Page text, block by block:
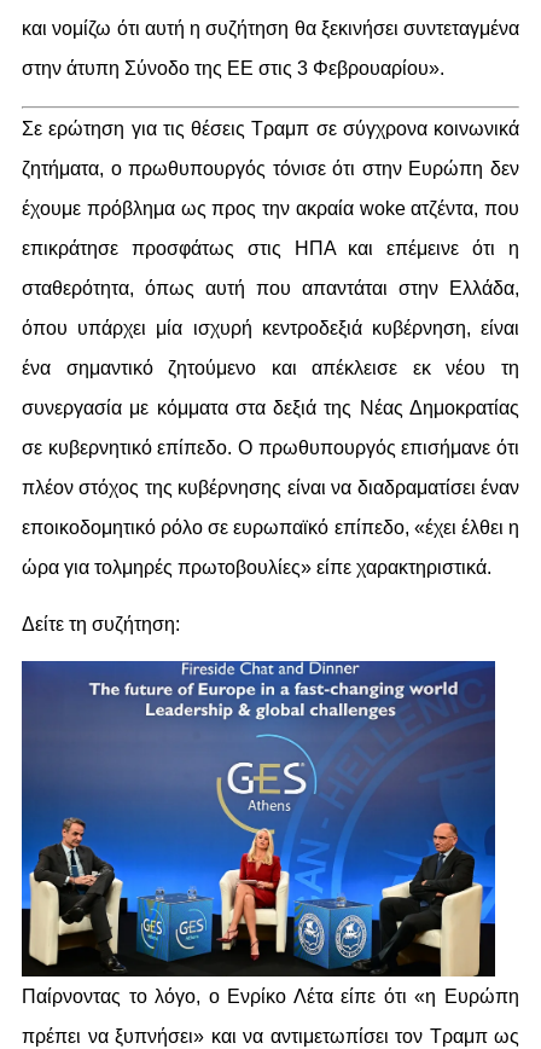
και νομίζω ότι αυτή η συζήτηση θα ξεκινήσει συντεταγμένα
στην άτυπη Σύνοδο της ΕΕ στις 3 Φεβρουαρίου».
Σε ερώτηση για τις θέσεις Τραμπ σε σύγχρονα κοινωνικά
ζητήματα, ο πρωθυπουργός τόνισε ότι στην Ευρώπη δεν
έχουμε πρόβλημα ως προς την ακραία woke ατζέντα, που
επικράτησε προσφάτως στις ΗΠΑ και επέμεινε ότι η
σταθερότητα, όπως αυτή που απαντάται στην Ελλάδα,
όπου υπάρχει μία ισχυρή κεντροδεξιά κυβέρνηση, είναι
ένα σημαντικό ζητούμενο και απέκλεισε εκ νέου τη
συνεργασία με κόμματα στα δεξιά της Νέας Δημοκρατίας
σε κυβερνητικό επίπεδο. Ο πρωθυπουργός επισήμανε ότι
πλέον στόχος της κυβέρνησης είναι να διαδραματίσει έναν
εποικοδομητικό ρόλο σε ευρωπαϊκό επίπεδο, «έχει έλθει η
ώρα για τολμηρές πρωτοβουλίες» είπε χαρακτηριστικά.
Δείτε τη συζήτηση:
Παίρνοντας το λόγο, ο Ενρίκο Λέτα είπε ότι «η Ευρώπη
πρέπει να ξυπνήσει» και να αντιμετωπίσει τον Τραμπ ως